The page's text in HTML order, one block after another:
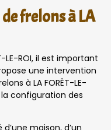
frelons à LA
LE-ROI, il est important
une intervention
à LA FORÊT-LE-
configuration des